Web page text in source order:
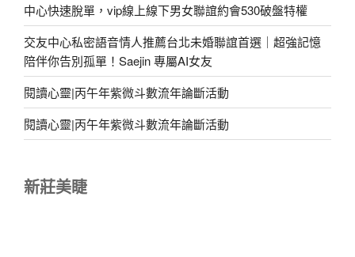
中心快速脫單，vip線上線下男女聯誼約會530破盤特權
交友中心私密語音情人推薦台北未婚聯誼首選｜超強記憶
陪伴你告別孤單！Saejin 專屬AI女友
閱讀心靈|丙午年紫微斗數流年論斷活動
閱讀心靈|丙午年紫微斗數流年論斷活動
新莊美睫